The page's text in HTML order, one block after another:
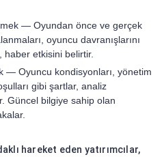
— Oyundan önce ve gerçek
oyuncu davranışlarını
haber etkisini belirtir.
— Oyuncu kondisyonları, yönetim
gibi şartlar, analiz
Güncel bilgiye sahip olan
hareket eden yatırımcılar,